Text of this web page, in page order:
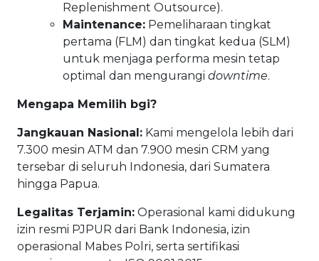
Replenishment Outsource).
Maintenance: Pemeliharaan tingkat
pertama (FLM) dan tingkat kedua (SLM)
untuk menjaga performa mesin tetap
optimal dan mengurangi downtime.
Mengapa Memilih bgi?
Jangkauan Nasional: Kami mengelola lebih dari
7.300 mesin ATM dan 7.900 mesin CRM yang
tersebar di seluruh Indonesia, dari Sumatera
hingga Papua.
Legalitas Terjamin: Operasional kami didukung
izin resmi PJPUR dari Bank Indonesia, izin
operasional Mabes Polri, serta sertifikasi